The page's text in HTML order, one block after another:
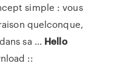
simple : vous
quelconque,
sa ... Hello
::